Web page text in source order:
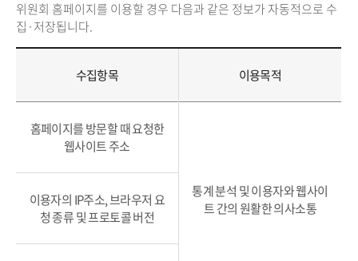
위원회 홈페이지를 이용할 경우 다음과 같은 정보가 자동적으로 수
집·저장됩니다.
수집항목 이용목적
홈페이지를 방문할 때 요청한
웹사이트 주소
통계 분석 및 이용자와 웹사이
트 간의 원활한 의사소통
이용자의 IP주소, 브라우저 요
청 종류 및 프로토콜 버전